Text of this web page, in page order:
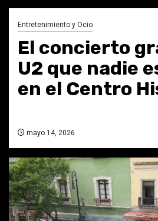
Entretenimiento y Ocio
El concierto
U2 que nadie
en el Centro
mayo 14, 2026